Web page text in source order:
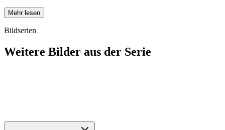
Mehr lesen
Bildserien
Weitere Bilder aus der Serie